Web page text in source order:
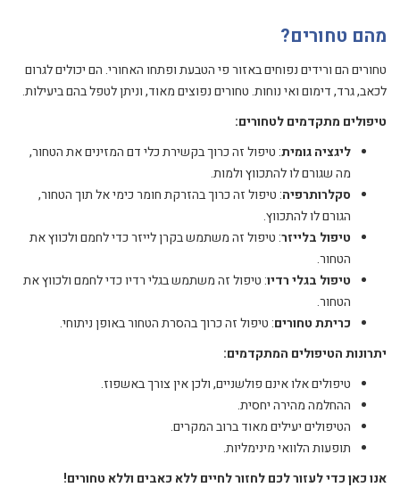
מהם טחורים?
טחורים הם ורידים נפוחים באזור פי הטבעת ופתחו האחורי. הם יכולים לגרום
לכאב, גרד, דימום ואי נוחות. טחורים נפוצים מאוד, וניתן לטפל בהם ביעילות.
טיפולים מתקדמים לטחורים:
ליגציה גומית: טיפול זה כרוך בקשירת כלי דם המזינים את הטחור,
מה שגורם לו להתכווץ ולמות.
סקלרותרפיה: טיפול זה כרוך בהזרקת חומר כימי אל תוך הטחור,
הגורם לו להתכווץ.
טיפול בלייזר: טיפול זה משתמש בקרן לייזר כדי לחמם ולכווץ את
הטחור.
טיפול בגלי רדיו: טיפול זה משתמש בגלי רדיו כדי לחמם ולכווץ את
הטחור.
כריתת טחורים: טיפול זה כרוך בהסרת הטחור באופן ניתוחי.
יתרונות הטיפולים המתקדמים:
טיפולים אלו אינם פולשניים, ולכן אין צורך באשפוז.
ההחלמה מהירה יחסית.
הטיפולים יעילים מאוד ברוב המקרים.
תופעות הלוואי מינימליות.
אנו כאן כדי לעזור לכם לחזור לחיים ללא כאבים וללא טחורים!